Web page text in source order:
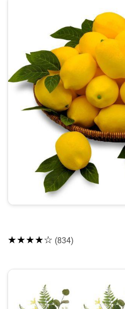
★★★★☆ (834)